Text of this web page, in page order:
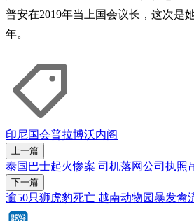
普安在2019年当上国会议长，这次是
年。
印尼国会普拉博沃内阁
上一篇
泰国巴士起火惨案 司机落网公司执照
下一篇
逾50只狮虎豹死亡 越南动物园暴发禽